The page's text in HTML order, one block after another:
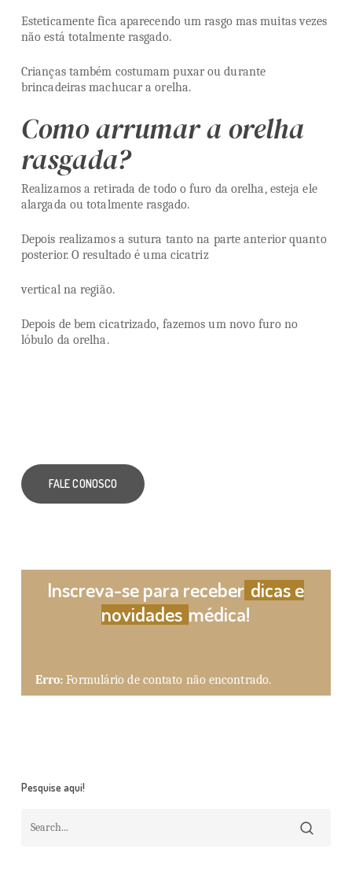
Esteticamente fica aparecendo um rasgo mas muitas vezes
não está totalmente rasgado.
Crianças também costumam puxar ou durante
brincadeiras machucar a orelha.
Como arrumar a orelha
rasgada?
Realizamos a retirada de todo o furo da orelha, esteja ele
alargada ou totalmente rasgado.
Depois realizamos a sutura tanto na parte anterior quanto
posterior. O resultado é uma cicatriz
vertical na região.
Depois de bem cicatrizado, fazemos um novo furo no
lóbulo da orelha.
FALE CONOSCO
Inscreva-se para receber dicas e
novidades médica!
Erro: Formulário de contato não encontrado.
Pesquise aqui!